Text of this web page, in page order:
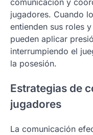
comunicación y
jugadores. Cuando
entienden sus roles
pueden aplicar
interrumpiendo el
la posesión.
Estrategias de
jugadores
La comunicación